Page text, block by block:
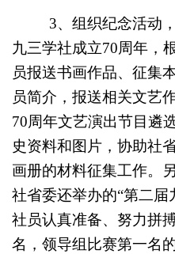
3、组织纪念活动
九三学社成立70周年，
员报送书画作品、征集
员简介，报送相关文艺
70周年文艺演出节目遴
史资料和图片，协助社
画册的材料征集工作。
社省委还举办的“第二届
社员认真准备、努力拼
名，领导组比赛第一名